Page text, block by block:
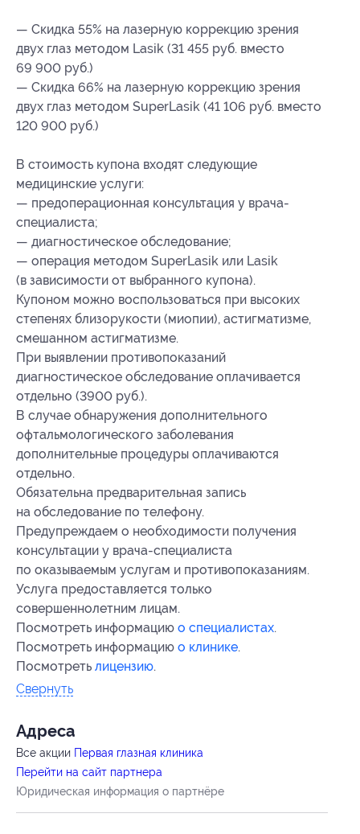
— Скидка 55% на лазерную коррекцию зрения
двух глаз методом Lasik (31 455 руб. вместо
69 900 руб.)
— Скидка 66% на лазерную коррекцию зрения
двух глаз методом SuperLasik (41 106 руб. вместо
120 900 руб.)
В стоимость купона входят следующие
медицинские услуги:
— предоперационная консультация у врача-
специалиста;
— диагностическое обследование;
— операция методом SuperLasik или Lasik
(в зависимости от выбранного купона).
Купоном можно воспользоваться при высоких
степенях близорукости (миопии), астигматизме,
смешанном астигматизме.
При выявлении противопоказаний
диагностическое обследование оплачивается
отдельно (3900 руб.).
В случае обнаружения дополнительного
офтальмологического заболевания
дополнительные процедуры оплачиваются
отдельно.
Обязательна предварительная запись
на обследование по телефону.
Предупреждаем о необходимости получения
консультации у врача-специалиста
по оказываемым услугам и противопоказаниям.
Услуга предоставляется только
совершеннолетним лицам.
Посмотреть информацию о специалистах.
Посмотреть информацию о клинике.
Посмотреть лицензию.
Свернуть
Адресa
Все акции Первая глазная клиника
Перейти на сайт партнера
Юридическая информация о партнёре